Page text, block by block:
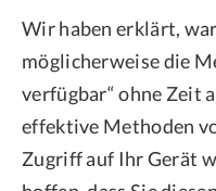
Wir haben erklärt,
möglicherweise die
verfügbar“ ohne Zeit
effektive Methoden
Zugriff auf Ihr Gerät